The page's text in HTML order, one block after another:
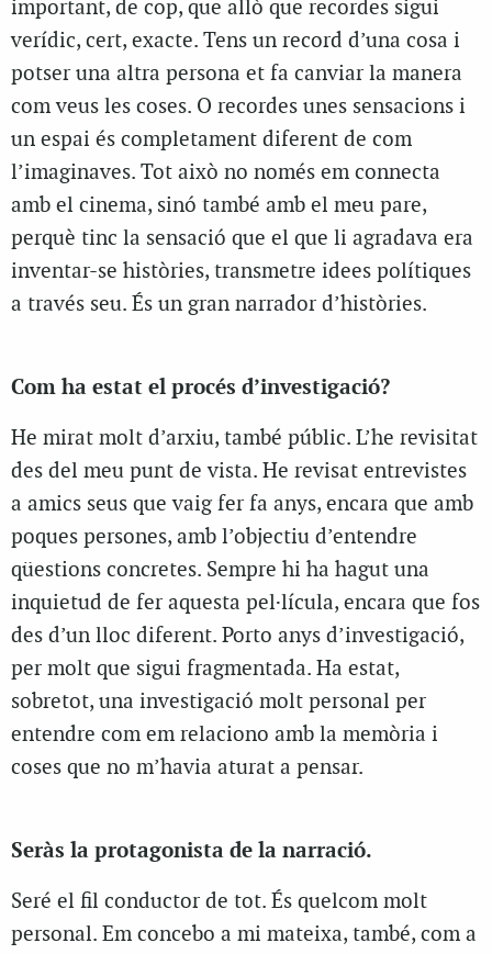
important, de cop, que allò que recordes sigui
verídic, cert, exacte. Tens un record d’una cosa i
potser una altra persona et fa canviar la manera
com veus les coses. O recordes unes sensacions i
un espai és completament diferent de com
l’imaginaves. Tot això no només em connecta
amb el cinema, sinó també amb el meu pare,
perquè tinc la sensació que el que li agradava era
inventar-se històries, transmetre idees polítiques
a través seu. És un gran narrador d’històries.
Com ha estat el procés d’investigació?
He mirat molt d’arxiu, també públic. L’he revisitat
des del meu punt de vista. He revisat entrevistes
a amics seus que vaig fer fa anys, encara que amb
poques persones, amb l’objectiu d’entendre
qüestions concretes. Sempre hi ha hagut una
inquietud de fer aquesta pel·lícula, encara que fos
des d’un lloc diferent. Porto anys d’investigació,
per molt que sigui fragmentada. Ha estat,
sobretot, una investigació molt personal per
entendre com em relaciono amb la memòria i
coses que no m’havia aturat a pensar.
Seràs la protagonista de la narració.
Seré el fil conductor de tot. És quelcom molt
personal. Em concebo a mi mateixa, també, com a